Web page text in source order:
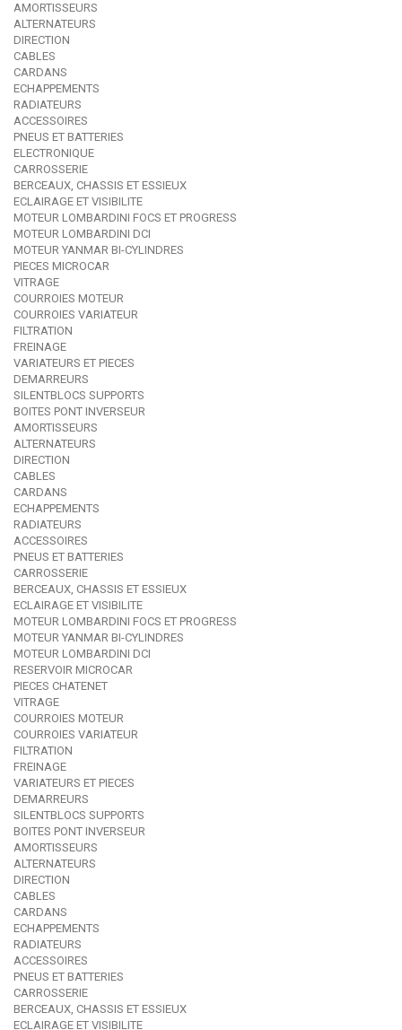
AMORTISSEURS
ALTERNATEURS
DIRECTION
CABLES
CARDANS
ECHAPPEMENTS
RADIATEURS
ACCESSOIRES
PNEUS ET BATTERIES
ELECTRONIQUE
CARROSSERIE
BERCEAUX, CHASSIS ET ESSIEUX
ECLAIRAGE ET VISIBILITE
MOTEUR LOMBARDINI FOCS ET PROGRESS
MOTEUR LOMBARDINI DCI
MOTEUR YANMAR BI-CYLINDRES
PIECES MICROCAR
VITRAGE
COURROIES MOTEUR
COURROIES VARIATEUR
FILTRATION
FREINAGE
VARIATEURS ET PIECES
DEMARREURS
SILENTBLOCS SUPPORTS
BOITES PONT INVERSEUR
AMORTISSEURS
ALTERNATEURS
DIRECTION
CABLES
CARDANS
ECHAPPEMENTS
RADIATEURS
ACCESSOIRES
PNEUS ET BATTERIES
CARROSSERIE
BERCEAUX, CHASSIS ET ESSIEUX
ECLAIRAGE ET VISIBILITE
MOTEUR LOMBARDINI FOCS ET PROGRESS
MOTEUR YANMAR BI-CYLINDRES
MOTEUR LOMBARDINI DCI
RESERVOIR MICROCAR
PIECES CHATENET
VITRAGE
COURROIES MOTEUR
COURROIES VARIATEUR
FILTRATION
FREINAGE
VARIATEURS ET PIECES
DEMARREURS
SILENTBLOCS SUPPORTS
BOITES PONT INVERSEUR
AMORTISSEURS
ALTERNATEURS
DIRECTION
CABLES
CARDANS
ECHAPPEMENTS
RADIATEURS
ACCESSOIRES
PNEUS ET BATTERIES
CARROSSERIE
BERCEAUX, CHASSIS ET ESSIEUX
ECLAIRAGE ET VISIBILITE